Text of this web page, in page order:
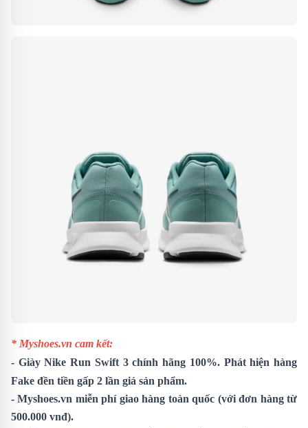
* Myshoes.vn cam kết:
- Giày Nike Run Swift 3chính hãng 100%. Phát hiện hàng
Fake đền tiền gấp 2 lần giá sản phẩm.
- Myshoes.vn miễn phí giao hàng toàn quốc (với đơn hàng từ
500.000 vnđ).